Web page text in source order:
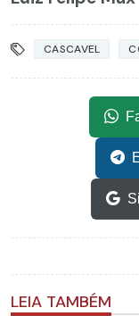
CASCAVEL
LEIA TAMBÉM